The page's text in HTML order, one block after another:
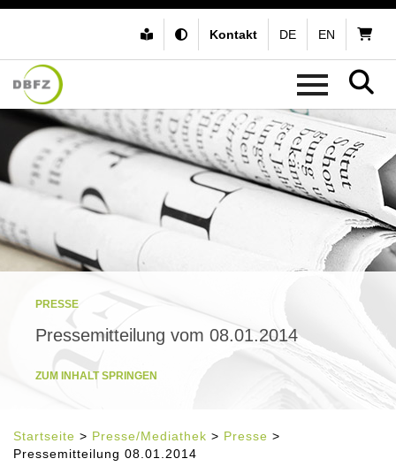
Kontakt DE EN
PRESSE
Pressemitteilung vom 08.01.2014
ZUM INHALT SPRINGEN
Startseite > Presse/Mediathek > Presse >
Pressemitteilung 08.01.2014